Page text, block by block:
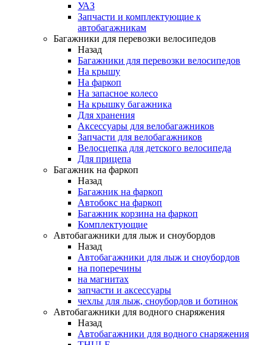
УАЗ
Запчасти и комплектующие к
автобагажникам
Багажники для перевозки велосипедов
Назад
Багажники для перевозки велосипедов
На крышу
На фаркоп
На запасное колесо
На крышку багажника
Для хранения
Аксессуары для велобагажников
Запчасти для велобагажников
Велосцепка для детского велосипеда
Для прицепа
Багажник на фаркоп
Назад
Багажник на фаркоп
Автобокс на фаркоп
Багажник корзина на фаркоп
Комплектующие
Автобагажники для лыж и сноубордов
Назад
Автобагажники для лыж и сноубордов
на поперечины
на магнитах
запчасти и аксессуары
чехлы для лыж, сноубордов и ботинок
Автобагажники для водного снаряжения
Назад
Автобагажники для водного снаряжения